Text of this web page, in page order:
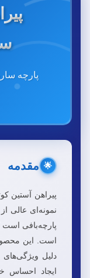
پارچه
🌟 مقدمه
پیراهن آستین
نمونه‌ای عالی
پارچه‌بافی
است. این محصول
دلیل
ایجاد احساس